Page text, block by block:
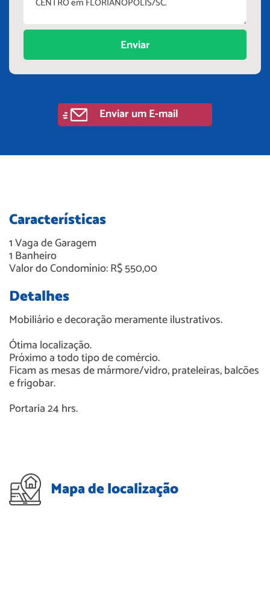
Enviar
Enviar um E-mail
Características
1Vaga de Garagem
1 Banheiro
Valor do Condomínio: R$ 550,00
Detalhes
Mobiliário e decoração meramente ilustrativos.
Ótima localização.
Próximo a todo tipo de comércio.
Ficam as mesas de mármore/vidro, prateleiras, balcões
e frigobar.
Portaria 24 hrs.
Mapa de localização